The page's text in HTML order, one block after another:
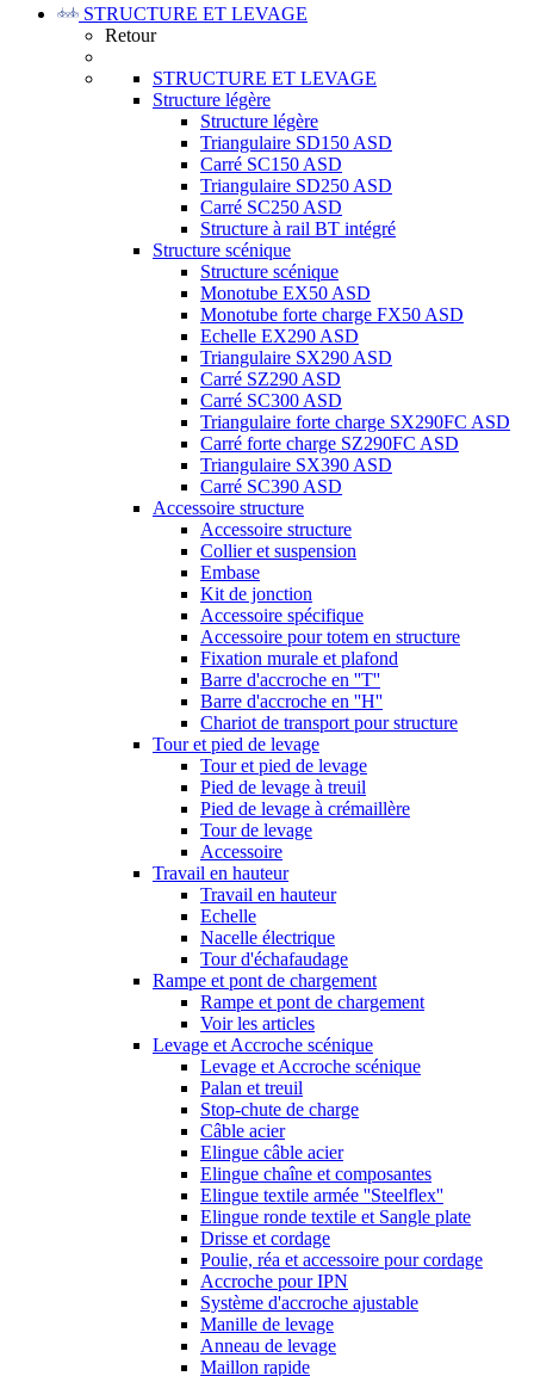
STRUCTURE ET LEVAGE
Retour
STRUCTURE ET LEVAGE
Structure légère
Structure légère
Triangulaire SD150 ASD
Carré SC150 ASD
Triangulaire SD250 ASD
Carré SC250 ASD
Structure à rail BT intégré
Structure scénique
Structure scénique
Monotube EX50 ASD
Monotube forte charge FX50 ASD
Echelle EX290 ASD
Triangulaire SX290 ASD
Carré SZ290 ASD
Carré SC300 ASD
Triangulaire forte charge SX290FC ASD
Carré forte charge SZ290FC ASD
Triangulaire SX390 ASD
Carré SC390 ASD
Accessoire structure
Accessoire structure
Collier et suspension
Embase
Kit de jonction
Accessoire spécifique
Accessoire pour totem en structure
Fixation murale et plafond
Barre d'accroche en ''T''
Barre d'accroche en ''H''
Chariot de transport pour structure
Tour et pied de levage
Tour et pied de levage
Pied de levage à treuil
Pied de levage à crémaillère
Tour de levage
Accessoire
Travail en hauteur
Travail en hauteur
Echelle
Nacelle électrique
Tour d'échafaudage
Rampe et pont de chargement
Rampe et pont de chargement
Voir les articles
Levage et Accroche scénique
Levage et Accroche scénique
Palan et treuil
Stop-chute de charge
Câble acier
Elingue câble acier
Elingue chaîne et composantes
Elingue textile armée ''Steelflex''
Elingue ronde textile et Sangle plate
Drisse et cordage
Poulie, réa et accessoire pour cordage
Accroche pour IPN
Système d'accroche ajustable
Manille de levage
Anneau de levage
Maillon rapide